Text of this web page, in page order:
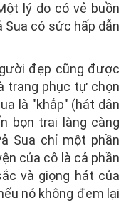
lý do có vẻ buồn
có sức hấp dẫn
đẹp cũng được
trang phục tự chọn
là "khắp" (hát dân
bọn trai làng càng
Sua chỉ một phần
của cô là cả phần
và giọng hát của
nó không đem lại